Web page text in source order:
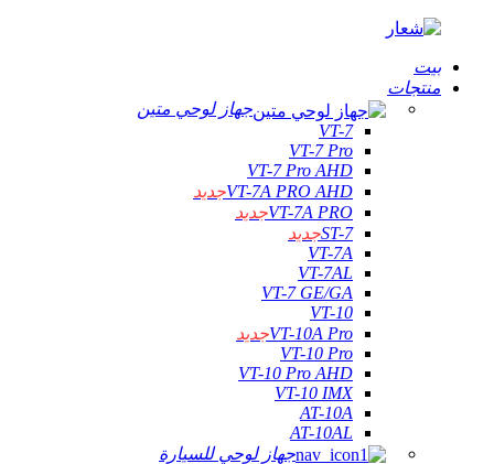
بيت
منتجات
جهاز لوحي متين
VT-7
VT-7 Pro
VT-7 Pro AHD
VT-7A PRO AHDجديد
VT-7A PROجديد
ST-7جديد
VT-7A
VT-7AL
VT-7 GE/GA
VT-10
VT-10A Proجديد
VT-10 Pro
VT-10 Pro AHD
VT-10 IMX
AT-10A
AT-10AL
جهاز لوحي للسيارة